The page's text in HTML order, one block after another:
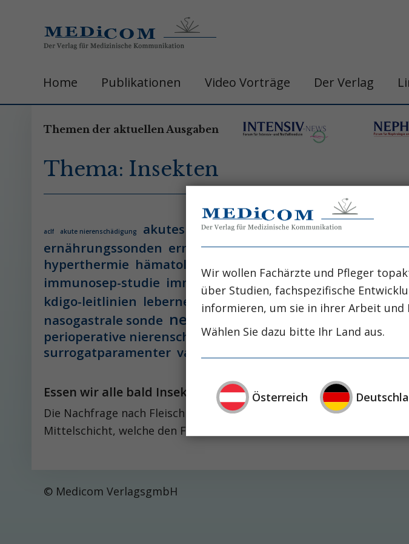
Home Publikationen Video Vorträge Der Verlag
Themen der aktuellen Ausgaben
Thema: Insekten
aclf akute nierenschädigung akutes leberversagen belastungshitzschlag
ernährungssonden ernährungstherapie gastro&hepa-
hyperthermie hämatologie hämatologische neoplasie
immunosep-studie immuntherapie intensiv-news
kdigo-leitlinien lebernekrose leberzirrhose
nasogastrale sonde nephro-news nephrologie
perioperative nierenschädigung
präzisionstherapie
surrogatparamenter vasopressortherapie
Essen wir alle bald Insekten?
Die Nachfrage nach Fleisch steigt immer weiter an. Gerade formiert
Mittelschicht, welche den Fleischkonsum weiter in die Höhe treiben
© Medicom VerlagsgmbH
Wir wollen Fachärzte und Pfleger
über Studien, fachspezifische
informieren, um sie in ihrer Arbeit
Wählen Sie dazu bitte Ihr Land aus.
Österreich